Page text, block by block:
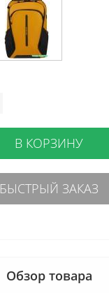
В КОРЗИНУ
БЫСТРЫЙ ЗАКАЗ
Обзор товара